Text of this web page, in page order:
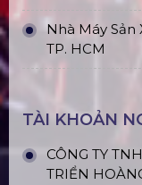
Nhà Máy Sản
TP. HCM
TÀI KHOẢN
CÔNG TY
TRIỂN